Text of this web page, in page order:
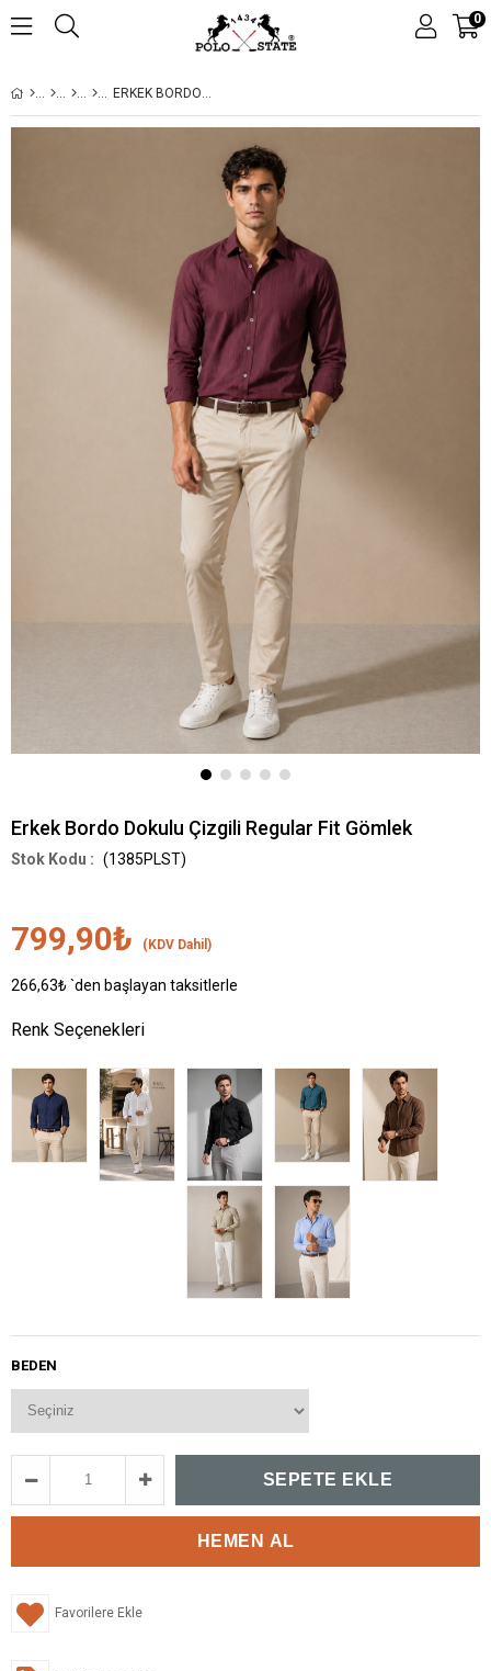
0
ERKEK BORDO DOKULU ÇIZGILI REGULAR FIT GÖMLEK
Erkek Bordo Dokulu Çizgili Regular Fit Gömlek
(1385PLST)
799,90₺ (KDV Dahil)
266,63₺`den başlayan taksitlerle
Renk Seçenekleri
BEDEN
Favorilere Ekle